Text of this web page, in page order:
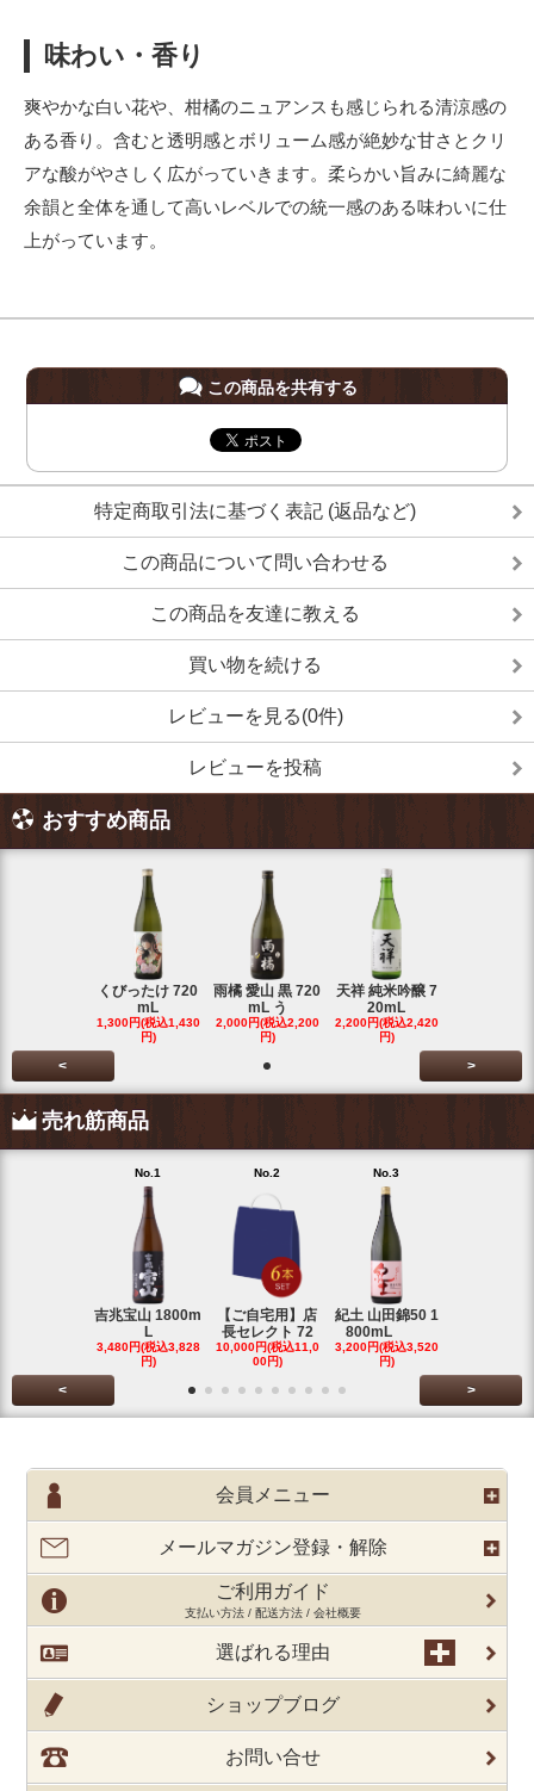
味わい・香り
爽やかな白い花や、柑橘のニュアンスも感じられる清涼感の
ある香り。含むと透明感とボリューム感が絶妙な甘さとクリ
アな酸がやさしく広がっていきます。柔らかい旨みに綺麗な
余韻と全体を通して高いレベルでの統一感のある味わいに仕
上がっています。
この商品を共有する
特定商取引法に基づく表記 (返品など)
この商品について問い合わせる
この商品を友達に教える
買い物を続ける
レビューを見る(0件)
レビューを投稿
おすすめ商品
くびったけ 720
mL
1,300円(税込1,430
円)
雨橘 愛山 黒 720
mL う
2,000円(税込2,200
円)
天祥 純米吟醸 7
20mL
2,200円(税込2,420
円)
< >
売れ筋商品
No.1
吉兆宝山 1800m
L
3,480円(税込3,828
円)
No.2
【ご自宅用】店
長セレクト 72
10,000円(税込11,0
00円)
No.3
紀土 山田錦50 1
800mL
3,200円(税込3,520
円)
< >
会員メニュー
メールマガジン登録・解除
ご利用ガイド
支払い方法 / 配送方法 / 会社概要
選ばれる理由
ショップブログ
お問い合せ